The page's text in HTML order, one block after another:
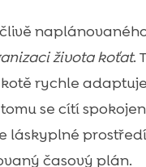
života koťat.
kotě rychle
se cítí
láskyplné
časový plán.